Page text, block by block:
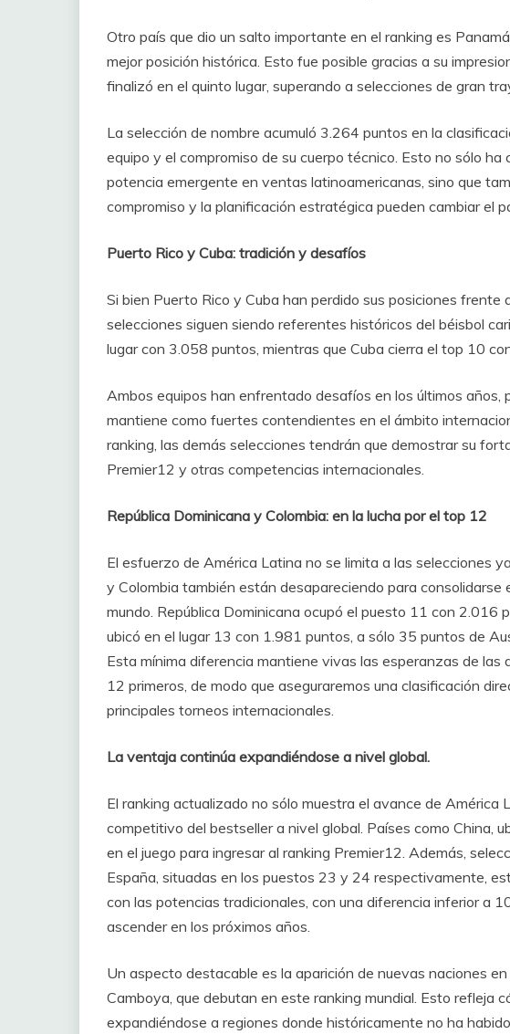
Otro país que dio un salto importante en el ranking es
mejor posición histórica. Esto fue posible gracias a su
finalizó en el quinto lugar, superando a selecciones de gran
La selección de nombre acumuló 3.264 puntos en la
equipo y el compromiso de su cuerpo técnico. Esto no sólo ha
potencia emergente en ventas latinoamericanas, sino que
compromiso y la planificación estratégica pueden cambiar el
Puerto Rico y Cuba: tradición y desafíos
Si bien Puerto Rico y Cuba han perdido sus posiciones frente
selecciones siguen siendo referentes históricos del béisbol
lugar con 3.058 puntos, mientras que Cuba cierra el top 10
Ambos equipos han enfrentado desafíos en los últimos años,
mantiene como fuertes contendientes en el ámbito
ranking, las demás selecciones tendrán que demostrar su
Premier12 y otras competencias internacionales.
República Dominicana y Colombia: en la lucha por el top 12
El esfuerzo de América Latina no se limita a las selecciones
y Colombia también están desapareciendo para consolidarse
mundo. República Dominicana ocupó el puesto 11 con 2.016
ubicó en el lugar 13 con 1.981 puntos, a sólo 35 puntos de
Esta mínima diferencia mantiene vivas las esperanzas de las
12 primeros, de modo que aseguraremos una clasificación
principales torneos internacionales.
La ventaja continúa expandiéndose a nivel global.
El ranking actualizado no sólo muestra el avance de América
competitivo del bestseller a nivel global. Países como China,
en el juego para ingresar al ranking Premier12. Además,
España, situadas en los puestos 23 y 24 respectivamente,
con las potencias tradicionales, con una diferencia inferior a
ascender en los próximos años.
Un aspecto destacable es la aparición de nuevas naciones
Camboya, que debutan en este ranking mundial. Esto refleja
expandiéndose a regiones donde históricamente no ha